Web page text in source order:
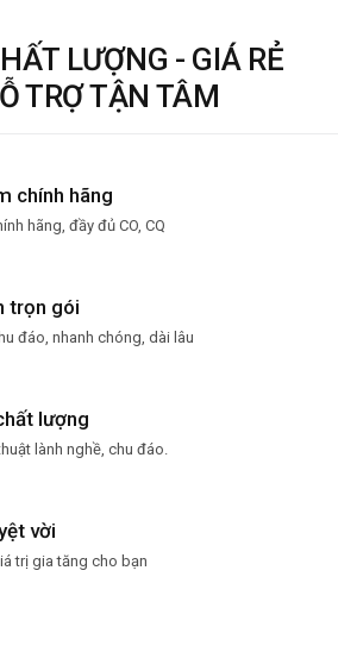
LƯỢNG - GIÁ RẺ
TRỢ TẬN TÂM
chính hãng
hãng, đầy đủ CO, CQ
trọn gói
đáo, nhanh chóng, dài lâu
lượng
lành nghề, chu đáo.
vời
trị gia tăng cho bạn